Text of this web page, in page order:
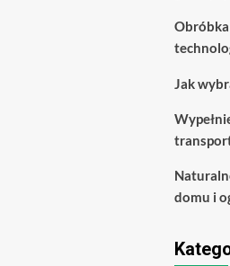
Jak
domu i